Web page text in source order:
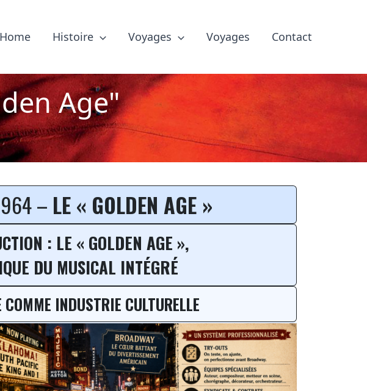
Home Histoire Voyages Voyages Contact
Age"
Age reste malgré tout
– LE « GOLDEN AGE »
: LE « GOLDEN AGE »,
DU MUSICAL INTÉGRÉ
COMME INDUSTRIE CULTURELLE